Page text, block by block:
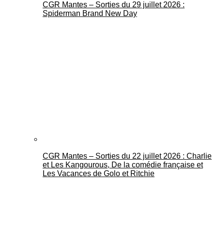
CGR Mantes – Sorties du 29 juillet 2026 :
Spiderman Brand New Day
CGR Mantes – Sorties du 22 juillet 2026 : Charlie
et Les Kangourous, De la comédie française et
Les Vacances de Golo et Ritchie